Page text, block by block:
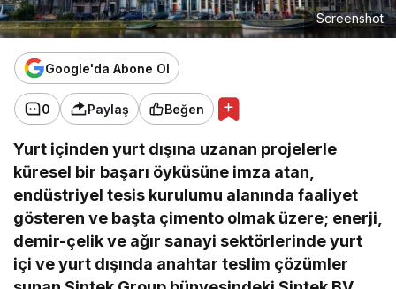
Screenshot
Google'da Abone Ol
0 Paylaş Beğen
Yurt içinden yurt dışına uzanan projelerle
küresel bir başarı öyküsüne imza atan,
endüstriyel tesis kurulumu alanında faaliyet
gösteren ve başta çimento olmak üzere; enerji,
demir-çelik ve ağır sanayi sektörlerinde yurt
içi ve yurt dışında anahtar teslim çözümler